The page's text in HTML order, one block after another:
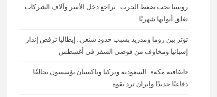
روسيا تحت ضغط الحرب.. تراجع دخل الأسر وآلاف الشركات
تغلق أبوابها شهريًا
توتر بين روما ومدريد بسبب حدود شنغن.. إيطاليا ترفض إنذار
إسبانيا ومخاوف من فوضى السفر في أغسطس
«اتفاقية مكة».. السعودية وتركيا وباكستان يؤسسون تحالفًا
دفاعيًا جديدًا وإيران ترد بقوة